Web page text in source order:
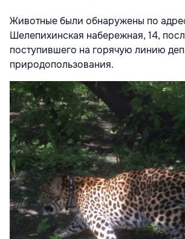
Животные были обнаружены по
Шелепихинская набережная, 14,
поступившего на горячую линию
природопользования.